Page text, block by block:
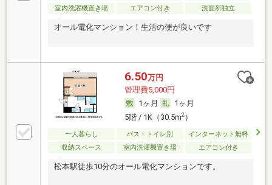
室内洗濯機置き場
エアコン付き 洗面所独立
オール電化マンション！生活の便が良いです
6.50万円
管理費5,000円
1ヶ月
1ヶ月
5階 / 1K（30.5m2）
一人暮らし バス・トイレ別
インターネット無料
収納スペース
室内洗濯機置き場 エアコン付き
松本駅徒歩10分のオール電化マンションです。